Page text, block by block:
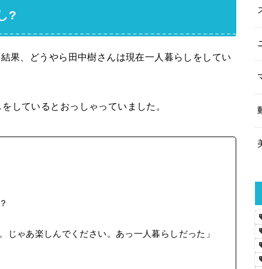
?
果、どうやら田中樹さんは現在一人暮らしをしてい
しているとおっしゃっていました。
じゃあ楽しんでください。あっ一人暮らしだった」